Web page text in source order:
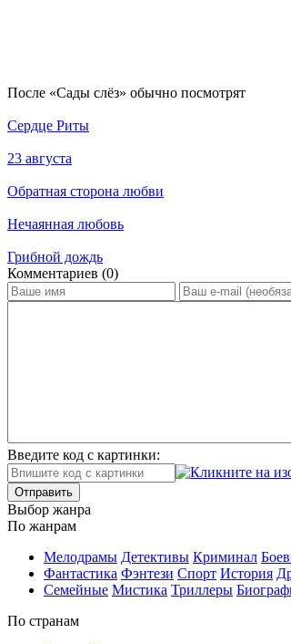
По­сле «Сады слёз» обыч­но по­смот­рят
Сердце Риты
23 августа
Обратная сторона любви
Нечаянная любовь
Грибной дождь
Ком­мен­та­ри­ев (0)
Введите код с картинки:
Отправить
Вы­бор жан­ра
По жан­рам
Ме­ло­дра­мы Де­тек­ти­вы Кри­ми­нал
Фан­та­сти­ка Фэн­те­зи Спорт Ис­то­рия
Се­мей­ные Мис­ти­ка Трил­ле­ры
По стра­нам